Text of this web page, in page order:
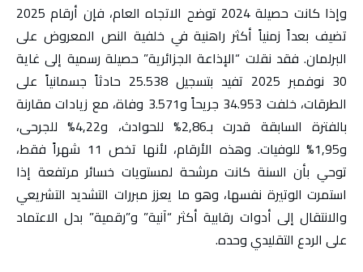
وإذا كانت حصيلة 2024 توضح الاتجاه العام، فإن أرقام 2025
تضيف بعداً زمنياً أكثر راهنية في خلفية النص المعروض على
البرلمان. فقد نقلت “الإذاعة الجزائرية” حصيلة رسمية إلى غاية
30 نوفمبر 2025 تفيد بتسجيل 25.538 حادثاً جسمانياً على
الطرقات، خلفت 34.953 جريحاً و3.571 وفاة، مع زيادات مقارنة
بالفترة السابقة قدرت بـ2,86% للحوادث، و4,22% للجرحى،
و1,95% للوفيات. وهذه الأرقام، لأنها تخص 11 شهراً فقط،
توحي بأن السنة كانت مرشحة لمستويات خسائر مرتفعة إذا
استمرت الوتيرة نفسها، وهو ما يعزز مبررات التشديد التشريعي
والانتقال إلى أدوات رقابية أكثر “آنية” و”رقمية” بدل الاعتماد
على الردع التقليدي وحده.